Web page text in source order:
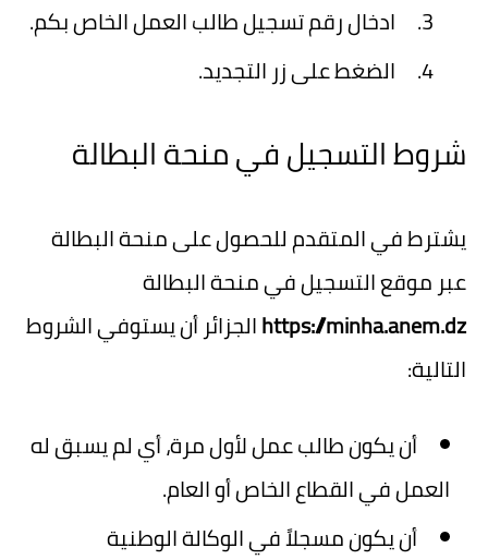
ادخال رقم تسجيل طالب العمل الخاص بكم.
الضغط على زر التجديد.
شروط التسجيل في منحة البطالة
يشترط في المتقدم للحصول على منحة البطالة
عبر موقع التسجيل في منحة البطالة
https://minha.anem.dzالجزائر أن يستوفي الشروط
التالية:
أن يكون طالب عمل لأول مرة، أي لم يسبق له
العمل في القطاع الخاص أو العام.
أن يكون مسجلاً في الوكالة الوطنية